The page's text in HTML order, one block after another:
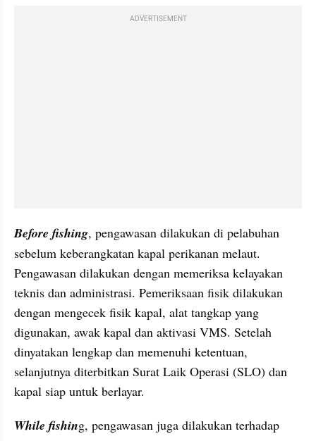
ADVERTISEMENT
Before fishing, pengawasan dilakukan di pelabuhan
sebelum keberangkatan kapal perikanan melaut.
Pengawasan dilakukan dengan memeriksa kelayakan
teknis dan administrasi. Pemeriksaan fisik dilakukan
dengan mengecek fisik kapal, alat tangkap yang
digunakan, awak kapal dan aktivasi VMS. Setelah
dinyatakan lengkap dan memenuhi ketentuan,
selanjutnya diterbitkan Surat Laik Operasi (SLO) dan
kapal siap untuk berlayar.
While fishing, pengawasan juga dilakukan terhadap